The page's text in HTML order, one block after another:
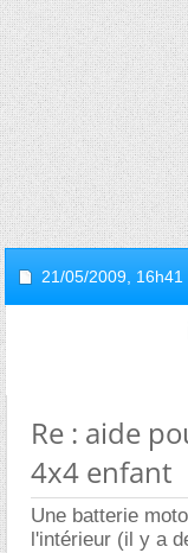
21/05/2009, 16h41
Re : aide
4x4 enfant
Une batterie
l'intérieur (il y a